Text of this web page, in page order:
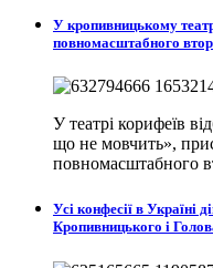
У кропивницькому
повномасштабного
У театрі корифеїв
що не мовчить»,
повномасштабного
Усі конфесії в Україні
Кропивницького і